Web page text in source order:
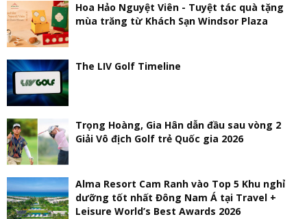
Hoa Hảo Nguyệt Viên - Tuyệt tác quà tặng
mùa trăng từ Khách Sạn Windsor Plaza
The LIV Golf Timeline
Trọng Hoàng, Gia Hân dẫn đầu sau vòng 2
Giải Vô địch Golf trẻ Quốc gia 2026
Alma Resort Cam Ranh vào Top 5 Khu nghỉ
dưỡng tốt nhất Đông Nam Á tại Travel +
Leisure World’s Best Awards 2026